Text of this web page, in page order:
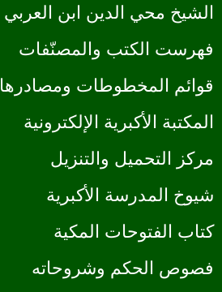
الشيخ محي الدين ابن العربي
فهرست الكتب والمصنّفات
قوائم المخطوطات ومصادرها
المكتبة الأكبرية الإلكترونية
مركز التحميل والتنزيل
شيوخ المدرسة الأكبرية
كتاب الفتوحات المكية
فصوص الحكم وشروحاته